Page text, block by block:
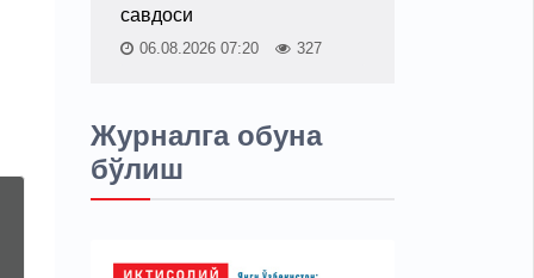
савдоси
06.08.2026 07:20 327
Журналга обуна
бўлиш